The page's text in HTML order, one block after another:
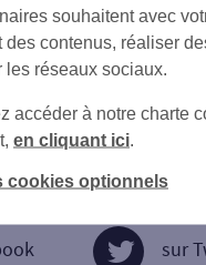
sur
souhaitent avec
des contenus, réaliser
les réseaux sociaux.
accéder à notre charte
en cliquant ici
cookies optionnels